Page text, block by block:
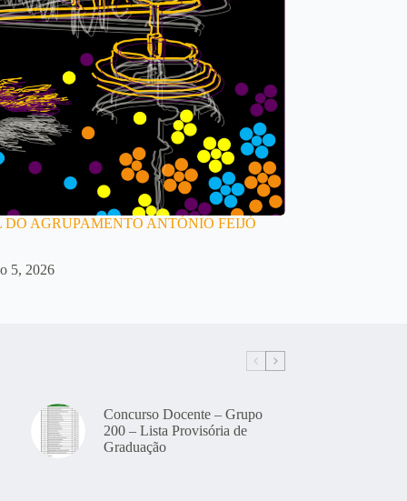
AGRUPAMENTO ANTÓNIO FEIJÓ
5, 2026
Concurso Docente – Grupo
200 – Lista Provisória de
Graduação